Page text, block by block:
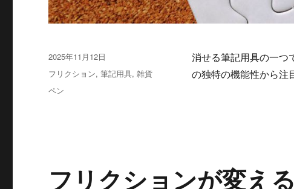
消せる筆記用具の一つ
の独特の機能性から注
投
稿
日:
2025年11月12日
カ
テ
フリクション,筆記用具,雑貨
タ
ペン
フリクションが変え